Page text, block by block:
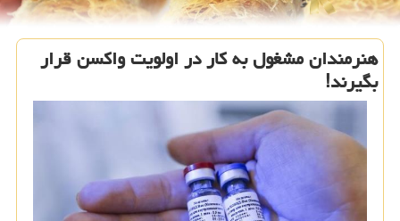
هنرمندان مشغول به كار در اولویت واكسن قرار
بگیرند!